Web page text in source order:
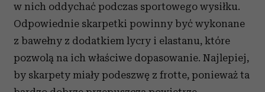
w nich oddychać podczas sportowego wysiłku.
Odpowiednie skarpetki powinny być wykonane
z bawełny z dodatkiem lycry i elastanu, które
pozwolą na ich właściwe dopasowanie. Najlepiej,
by skarpety miały podeszwę z frotte, ponieważ ta